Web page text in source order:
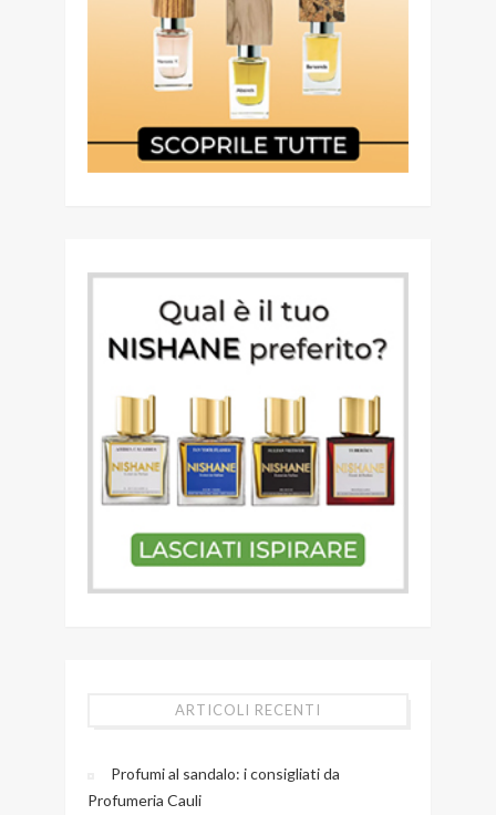
ARTICOLI RECENTI
Profumi al sandalo: i consigliati da
Profumeria Cauli